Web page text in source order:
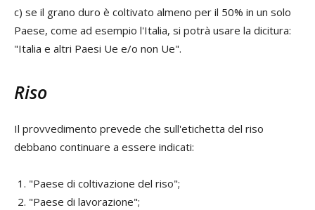
c) se il grano duro è coltivato almeno per il 50% in un solo
Paese, come ad esempio l'Italia, si potrà usare la dicitura:
"Italia e altri Paesi Ue e/o non Ue".
Riso
Il provvedimento prevede che sull'etichetta del riso
debbano continuare a essere indicati:
"Paese di coltivazione del riso";
"Paese di lavorazione";